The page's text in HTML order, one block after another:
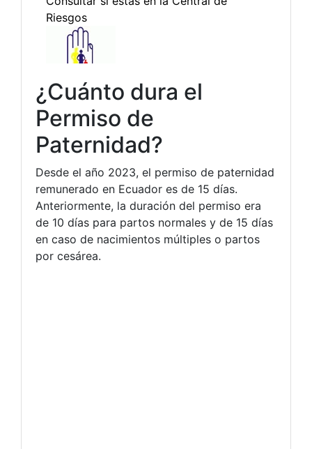
¿Cuánto dura el
Permiso de
Paternidad?
Desde el año 2023, el permiso de paternidad
remunerado en Ecuador es de 15 días.
Anteriormente, la duración del permiso era
de 10 días para partos normales y de 15 días
en caso de nacimientos múltiples o partos
por cesárea.